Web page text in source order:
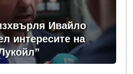
Ивайло
интересите на